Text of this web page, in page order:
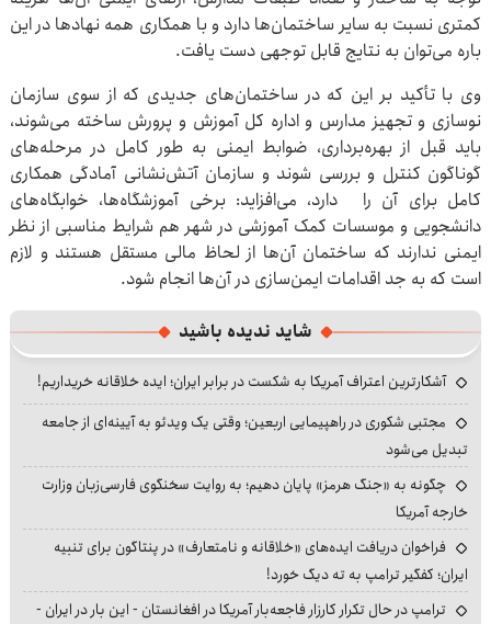
کمتری نسبت به سایر ساختمان‌ها دارد و با همکاری همه نهادها در این
باره می‌توان به نتایج قابل توجهی دست یافت.
وی با تأکید بر این که در ساختمان‌های جدیدی که از سوی سازمان
نوسازی و تجهیز مدارس و اداره کل آموزش و پرورش ساخته می‌شوند،
باید قبل از بهره‌برداری، ضوابط ایمنی به طور کامل در مرحله‌های
گوناگون کنترل و بررسی شوند و سازمان آتش‌نشانی آمادگی همکاری
کامل برای آن را دارد، می‌افزاید: برخی آموزشگاه‌ها، خوابگاه‌های
دانشجویی و موسسات کمک آموزشی در شهر هم شرایط مناسبی از نظر
ایمنی ندارند که ساختمان‌ آن‌ها از لحاظ مالی مستقل هستند و لازم
است که به جد اقدامات ایمن‌سازی در آن‌ها انجام شود.
شاید ندیده باشید
آشکارترین اعتراف آمریکا به شکست در برابر ایران؛ ایده خلاقانه خریداریم!
مجتبی شکوری در راهپیمایی اربعین؛ وقتی یک ویدئو به آیینه‌ای از جامعه
تبدیل می‌شود
چگونه به «جنگ هرمز» پایان دهیم؛ به روایت سخنگوی فارسی‌زبان وزارت
خارجه آمریکا
فراخوان دریافت ایده‌های «خلاقانه و نامتعارف» در پنتاگون برای تنبیه
ایران؛ کفگیر ترامپ به ته دیگ خورد!
ترامپ در حال تکرار کارزار فاجعه‌بار آمریکا در افغانستان - این بار در ایران -